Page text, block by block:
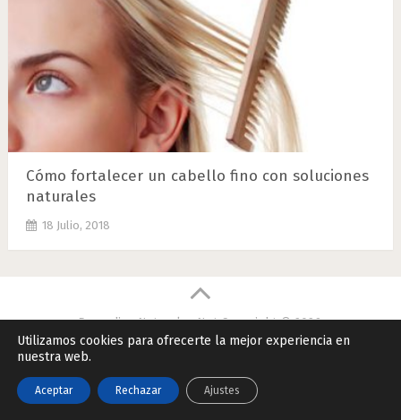
Cómo fortalecer un cabello fino con soluciones
naturales
18 Julio, 2018
Remedios Naturales.NetCopyright © 2026.
Contactar|Datos Legales y Privacidad| Política de Cookies
Utilizamos cookies para ofrecerte la mejor experiencia en
nuestra web.
Aceptar Rechazar Ajustes